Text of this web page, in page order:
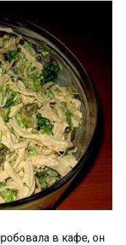
в кафе, он